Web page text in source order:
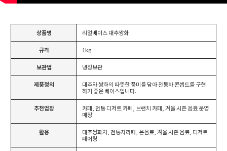
상품명 리얼베이스 대추쌍화
규격 1kg
보관법 냉장보관
제품정의
대추와 쌍화의 따뜻한 풍미를 담아 전통차 콘셉트를 구현
하기 좋은 베이스입니다.
추천업장
카페, 전통 디저트 카페, 브런치 카페, 겨울 시즌 음료 운영
매장
활용
대추쌍화차, 전통차라떼, 온음료, 겨울 시즌 음료, 디저트
페어링